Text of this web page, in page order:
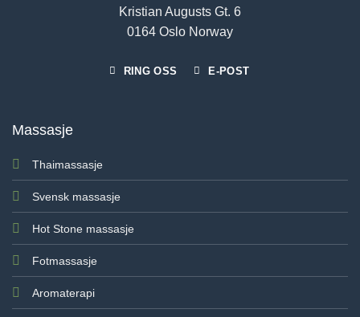
Kristian Augusts Gt. 6
0164 Oslo Norway
RING OSS E-POST
Massasje
Thaimassasje
Svensk massasje
Hot Stone massasje
Fotmassasje
Aromaterapi